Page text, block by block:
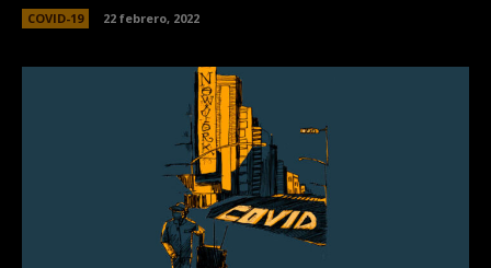
COVID-19 22 febrero, 2022